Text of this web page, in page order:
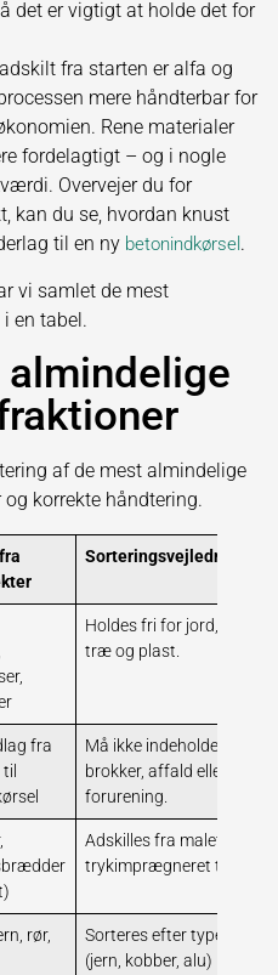
det er vigtigt at holde det for
fra starten er alfa og
mere håndterbar for
Rene materialer
fordelagtigt – og i nogle
Overvejer du for
kan du se, hvordan knust
til en ny betonindkørsel .
vi samlet de mest
en tabel.
af de mest almindelige
korrekte håndtering.
Sorteringsvejledning
Holdes fri for jord,
træ og plast.
fra
Må ikke indeholde
brokker, affald eller
forurening.
Adskilles fra malet og
trykimprægneret træ.
rør,
Sorteres efter type
(jern, kobber, alu) hvis